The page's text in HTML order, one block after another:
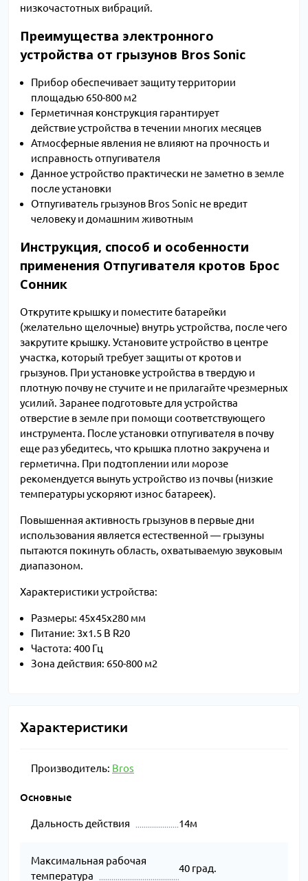
низкочастотных вибраций.
Преимущества электронного
устройства от грызунов Bros Sonic
Прибор обеспечивает защиту территории
площадью 650-800 м2
Герметичная конструкция гарантирует
действие устройства в течении многих месяцев
Атмосферные явления не влияют на прочность и
исправность отпугивателя
Данное устройство практически не заметно в земле
после установки
Отпугиватель грызунов Bros Sonic не вредит
человеку и домашним животным
Инструкция, способ и особенности
применения Отпугивателя кротов Брос
Сонник
Открутите крышку и поместите батарейки
(желательно щелочные) внутрь устройства, после чего
закрутите крышку. Установите устройство в центре
участка, который требует защиты от кротов и
грызунов. При установке устройства в твердую и
плотную почву не стучите и не прилагайте чрезмерных
усилий. Заранее подготовьте для устройства
отверстие в земле при помощи соответствующего
инструмента. После установки отпугивателя в почву
еще раз убедитесь, что крышка плотно закручена и
герметична. При подтоплении или морозе
рекомендуется вынуть устройство из почвы (низкие
температуры ускоряют износ батареек).
Повышенная активность грызунов в первые дни
использования является естественной — грызуны
пытаются покинуть область, охватываемую звуковым
диапазоном.
Характеристики устройства:
Размеры: 45х45х280 мм
Питание: 3х1.5 В R20
Частота: 400 Гц
Зона действия: 650-800 м2
Характеристики
Производитель: Bros
Основные
Дальность действия 14м
Максимальная рабочая
температура
40 град.